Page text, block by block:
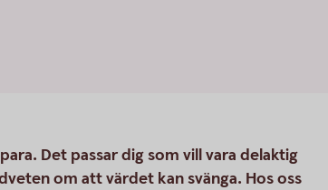
Det passar dig som vill vara delaktig
om att värdet kan svänga. Hos oss